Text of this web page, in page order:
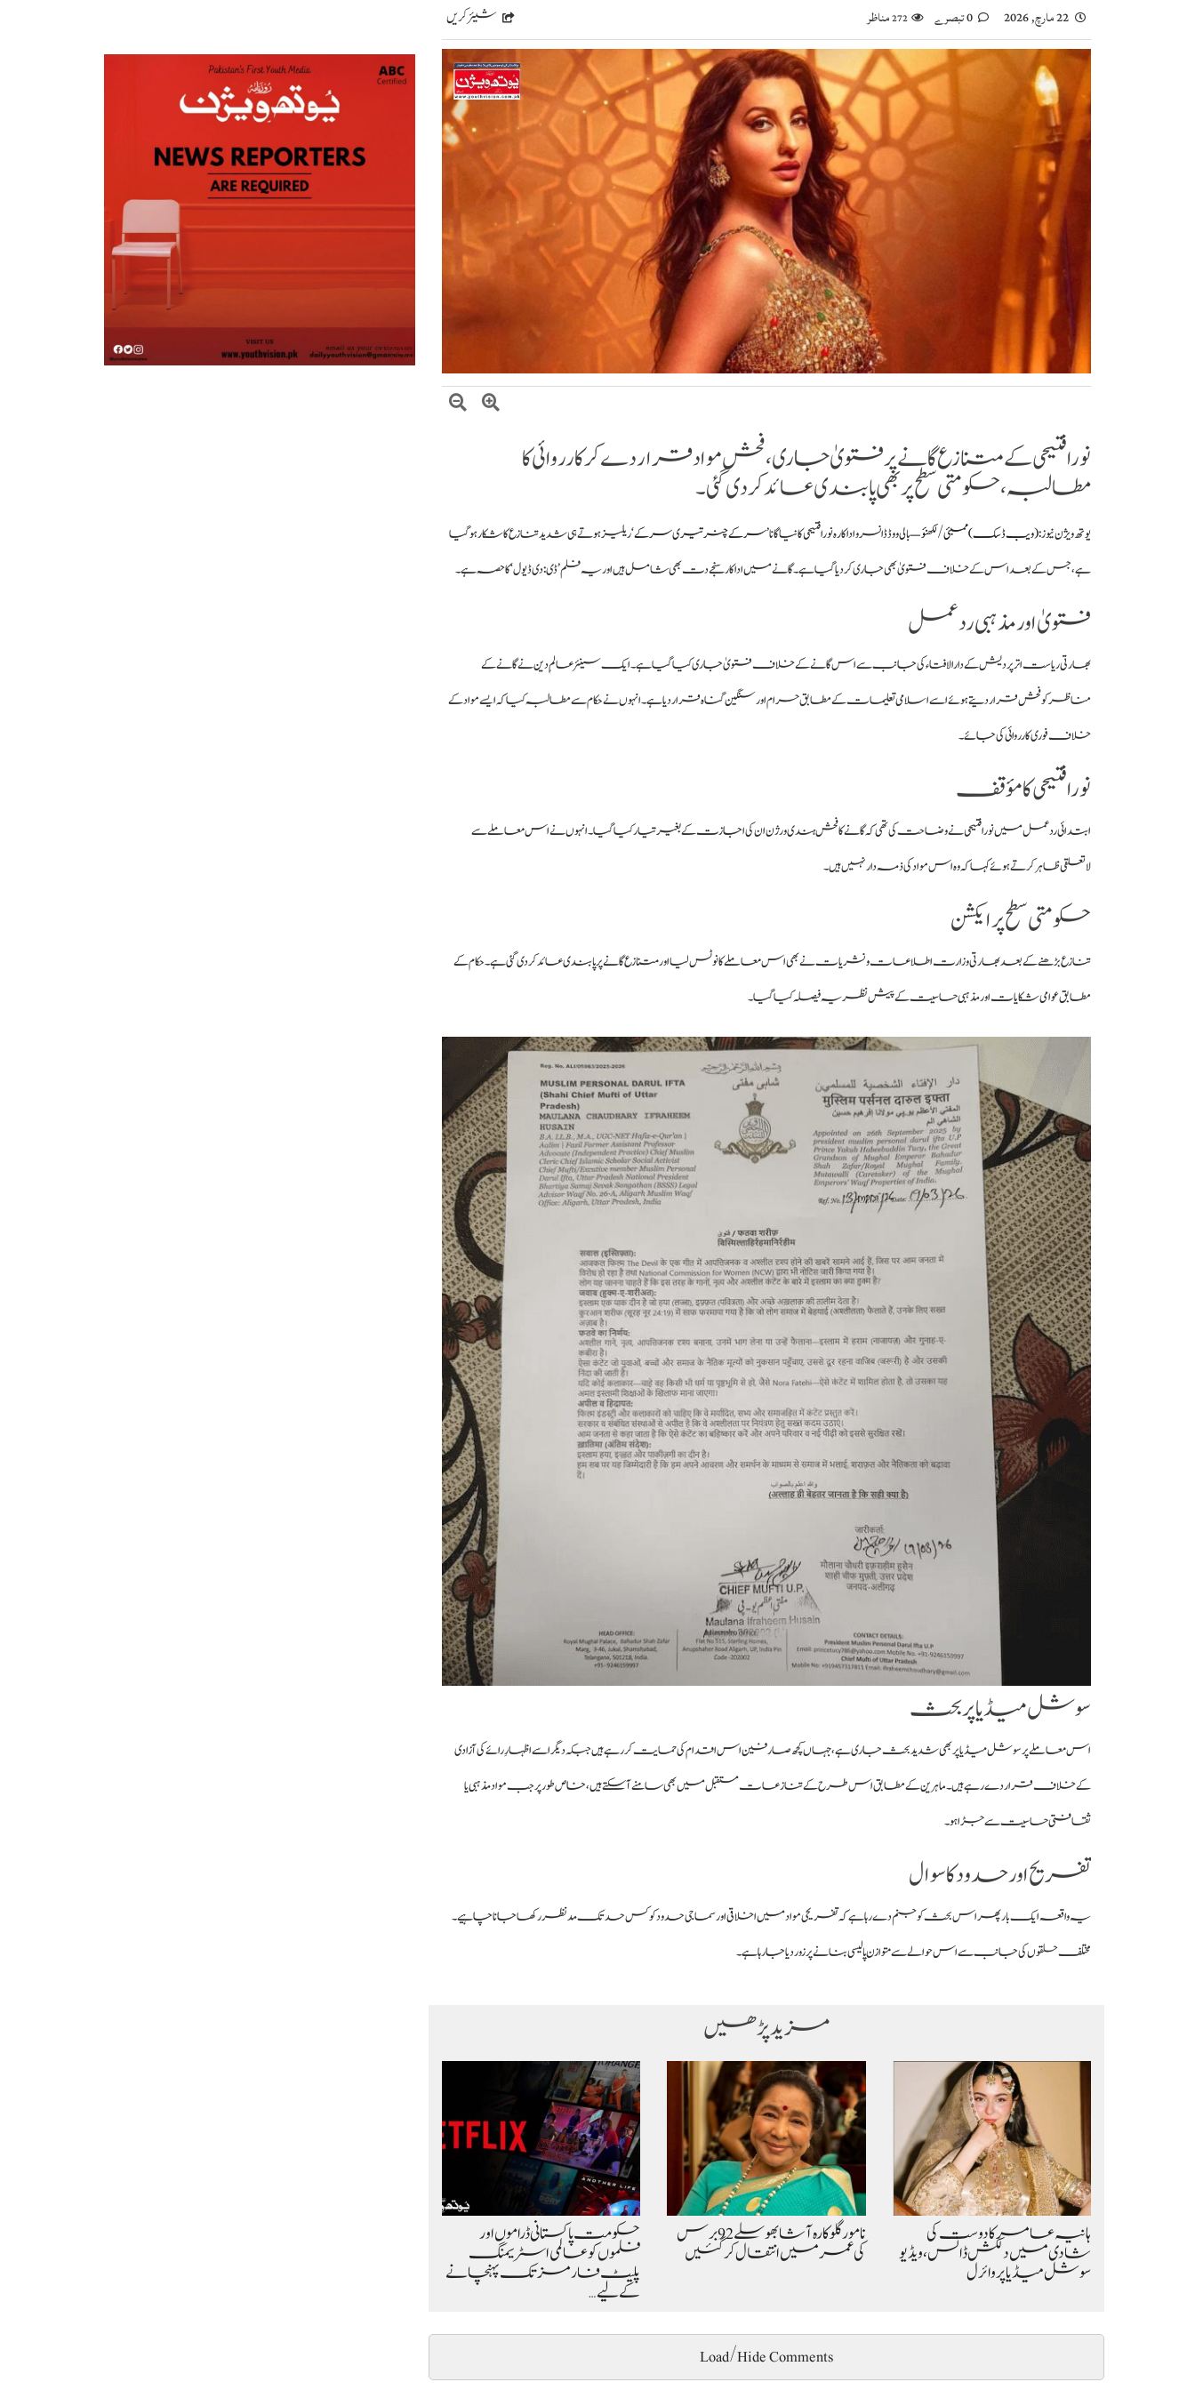
شیئر کریں 22 مارچ, 2026 272مناظر
نورا فتیحی کے متنازع گانے پر فتویٰ جاری، فحش مواد قرار دے کر کارروائی کا
مطالبہ، حکومتی سطح پر بھی پابندی عائد کر دی گئی۔
یوتھ ویژن نیوز :(ویب ڈسک) ممبئی / لکھنؤ —بالی ووڈ ڈانسر و اداکارہ نورا فتیحی کا نیا گانا’سرکے چنر تیری سرکے‘ ریلیز ہوتے ہی شدید تنازع کا شکار ہو گیا
ہے، جس کے بعد اس کے خلاف فتویٰ بھی جاری کر دیا گیا ہے۔ گانے میں اداکار سنجے دت بھی شامل ہیں اور یہ فلم ’ڈی: دی ڈیول‘ کا حصہ ہے۔
فتویٰ اور مذہبی ردعمل
بھارتی ریاست اترپردیش کے دارالافتاء کی جانب سے اس گانے کے خلاف فتویٰ جاری کیا گیا ہے۔ ایک سینئر عالمِ دین نے گانے کے
مناظر کو فحش قرار دیتے ہوئے اسے اسلامی تعلیمات کے مطابق حرام اور سنگین گناہ قرار دیا ہے۔ انہوں نے حکام سے مطالبہ کیا کہ ایسے مواد کے
خلاف فوری کارروائی کی جائے۔
نورا فتیحی کا مؤقف
ابتدائی ردعمل میں نورا فتیحی نے وضاحت کی تھی کہ گانے کا فحش ہندی ورژن ان کی اجازت کے بغیر تیار کیا گیا۔ انہوں نے اس معاملے سے
لاتعلقی ظاہر کرتے ہوئے کہا کہ وہ اس مواد کی ذمہ دار نہیں ہیں۔
حکومتی سطح پر ایکشن
تنازع بڑھنے کے بعد بھارتی وزارت اطلاعات و نشریات نے بھی اس معاملے کا نوٹس لیا اور متنازع گانے پر پابندی عائد کر دی گئی ہے۔ حکام کے
مطابق عوامی شکایات اور مذہبی حساسیت کے پیش نظر یہ فیصلہ کیا گیا۔
سوشل میڈیا پر بحث
اس معاملے پر سوشل میڈیا پر بھی شدید بحث جاری ہے، جہاں کچھ صارفین اس اقدام کی حمایت کر رہے ہیں جبکہ دیگر اسے اظہارِ رائے کی آزادی
کے خلاف قرار دے رہے ہیں۔ ماہرین کے مطابق اس طرح کے تنازعات مستقبل میں بھی سامنے آ سکتے ہیں، خاص طور پر جب مواد مذہبی یا
ثقافتی حساسیت سے جڑا ہو۔
تفریح اور حدود کا سوال
یہ واقعہ ایک بار پھر اس بحث کو جنم دے رہا ہے کہ تفریحی مواد میں اخلاقی اور سماجی حدود کو کس حد تک مدنظر رکھا جانا چاہیے۔
مختلف حلقوں کی جانب سے اس حوالے سے متوازن پالیسی بنانے پر زور دیا جا رہا ہے۔
مزید پڑھیں
حکومت پاکستانی ڈراموں اور
فلموں کو عالمی اسٹریمنگ
پلیٹ فارمز تک پہنچانے
کے لیے…
نامور گلوکارہ آشا بھوسلے 92 برس
کی عمر میں انتقال کر گئیں
ہانیہ عامر کا دوست کی
شادی میں دلکش ڈانس، ویڈیو
سوشل میڈیا پر وائرل
Load/Hide Comments